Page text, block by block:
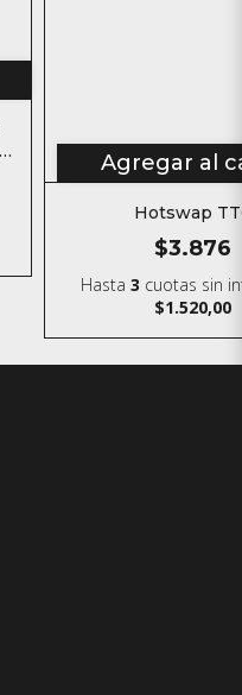
Agregar al
Hotswap
$3.876
Hasta3 cuotas sin
$1.520,00